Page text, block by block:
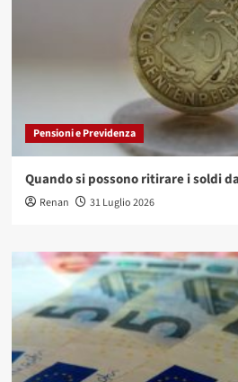
Pensioni e Previdenza
Quando si possono ritirare i soldi
Renan 31 Luglio 2026